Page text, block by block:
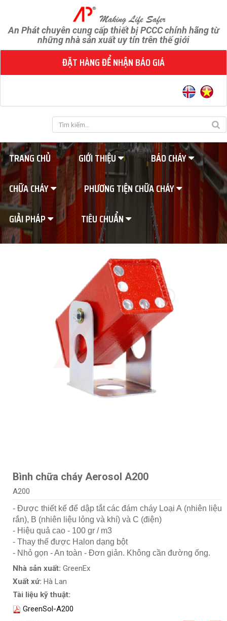
An Phát chuyên cung cấp thiết bị PCCC chính hãng từ
những nhà sản xuất uy tín trên thế giới
ĐẶT HÀNG ĐỂ NHẬN BÁO GIÁ
TRANG CHỦ GIỚI THIỆU
BÁO CHÁY
CHỮA CHÁY
PHƯƠNG TIỆN CHỮA CHÁY
GIẢI PHÁP
TIÊU CHUẨN
Bình chữa cháy Aerosol A200
A200
- Được thiết kế để dập tắt các đám cháy Loại A (nhiên liệu
rắn), B (nhiên liệu lỏng và khí) và C (điện)
- Hiệu quả cao - 100 gr / m3
- Thay thế được Halon dạng bột
- Nhỏ gọn - An toàn - Đơn giản. Không cần đường ống.
Nhà sản xuất: GreenEx
Xuất xứ: Hà Lan
Tài liệu kỹ thuật:
GreenSol-A200